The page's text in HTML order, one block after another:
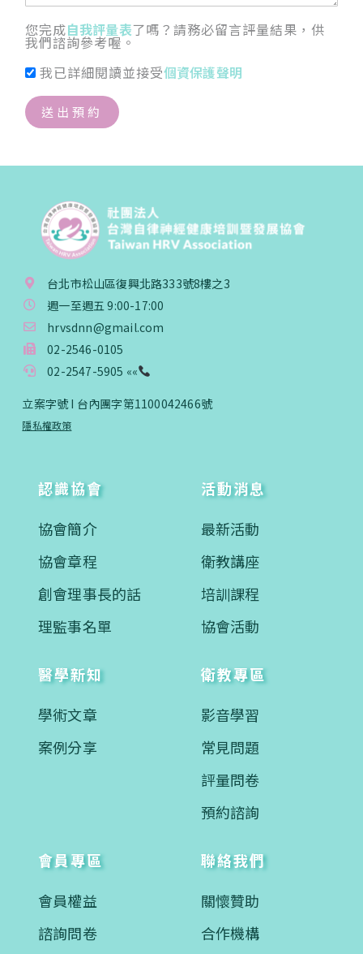
您完成自我評量表了嗎？請務必留言評量結果，供
我們諮詢參考喔。
我已詳細閱讀並接受個資保護聲明
送出預約
台北市松山區復興北路333號8樓之3
週一至週五 9:00-17:00
hrvsdnn@gmail.com
02-2546-0105
02-2547-5905 ««
立案字號 I 台內團字第1100042466號
隱私權政策
認識協會
協會簡介
協會章程
創會理事長的話
理監事名單
活動消息
最新活動
衛教講座
培訓課程
協會活動
醫學新知
學術文章
案例分享
衛教專區
影音學習
常見問題
評量問卷
預約諮詢
會員專區
會員權益
諮詢問卷
聯絡我們
關懷贊助
合作機構